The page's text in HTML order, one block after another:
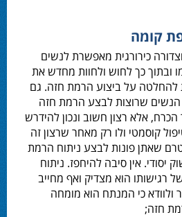
קומה
כירורגית מאפשרת לנשים
ובתוך כך לחוש ולחוות מחדש את
להחלטה על ביצוע הרמת חזה. גם
שרוצות לבצע הרמת חזה
הכרח, אלא רצון חשוב ונכון להידרש
קוסמטי ולו רק מאחר שרצון זה
שאתן פונות לבצע ניתוח הרמת
יסודי. אין סיבה להיחפז. ניתוח
רגישותו הוא מצדיק ואף מחייב
ולוודא כי המנתח הוא מומחה
חזה;